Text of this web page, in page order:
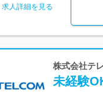
求人詳細を見る
株式会社テ
未経験